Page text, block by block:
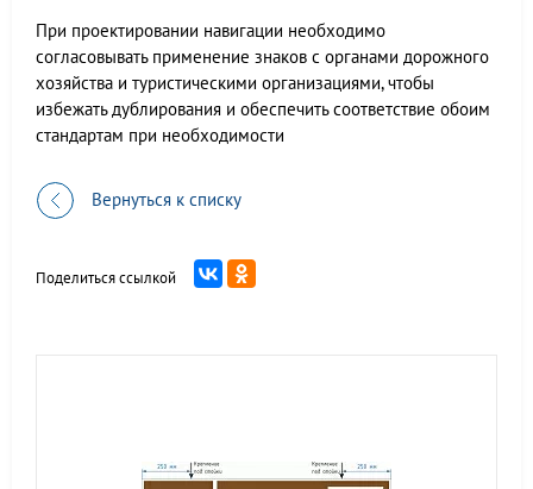
При проектировании навигации необходимо
согласовывать применение знаков с органами дорожного
хозяйства и туристическими организациями, чтобы
избежать дублирования и обеспечить соответствие обоим
стандартам при необходимости
Вернуться к списку
Поделиться ссылкой